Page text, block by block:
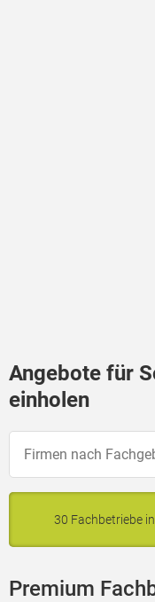
Angebote für
einholen
30 Fachbetriebe
Premium